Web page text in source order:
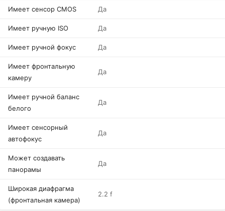
Имеет сенсор CMOS Да
Имеет ручную ISO Да
Имеет ручной фокус Да
Имеет фронтальную
камеру
Да
Имеет ручной баланс
белого
Да
Имеет сенсорный
автофокус
Да
Может создавать
панорамы
Да
Широкая диафрагма
(фронтальная камера)
2.2 f